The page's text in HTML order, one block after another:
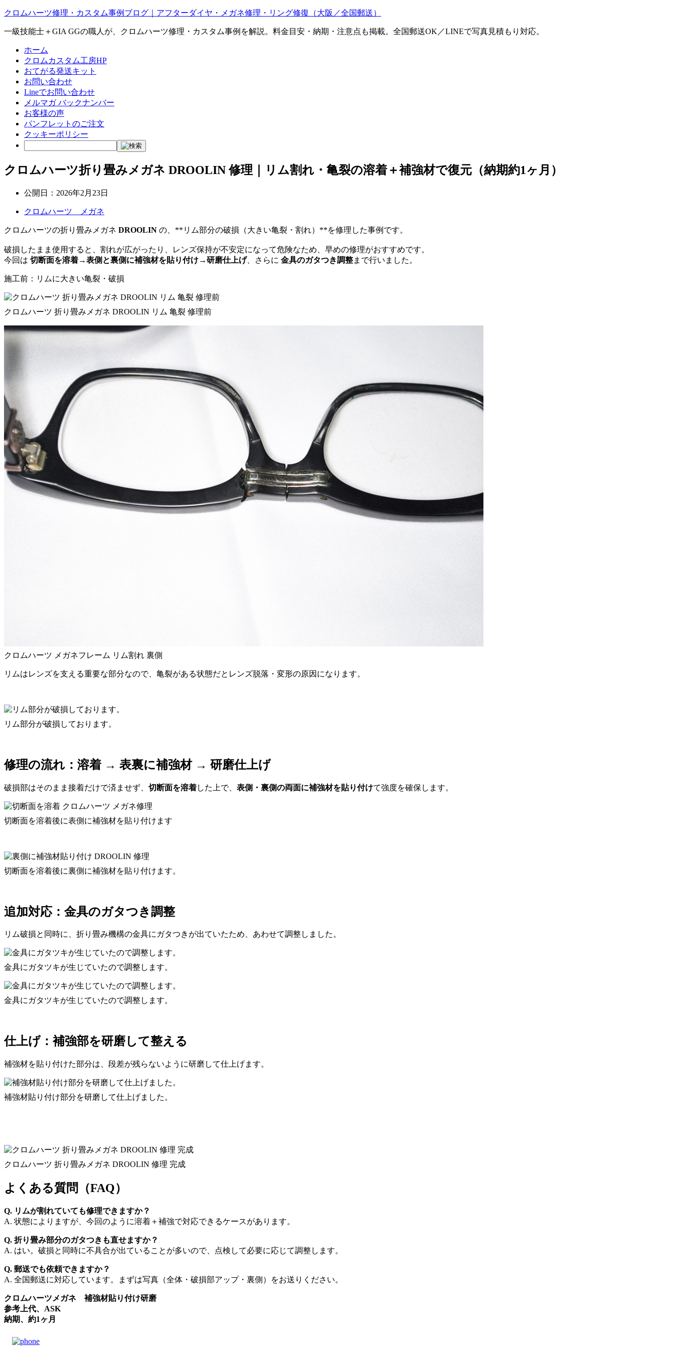
クロムハーツ修理・カスタム事例ブログ｜アフターダイヤ・メガネ修理・リング修復（大阪／全国郵送）
一級技能士＋GIA GGの職人が、クロムハーツ修理・カスタム事例を解説。料金目安・納期・注意点も掲載。全国郵送OK／LINEで写真見積もり対応。
ホーム
クロムカスタム工房HP
おてがる発送キット
お問い合わせ
Lineでお問い合わせ
メルマガ バックナンバー
お客様の声
パンフレットのご注文
クッキーポリシー
クロムハーツ折り畳みメガネ DROOLIN 修理｜リム割れ・亀裂の溶着＋補強材で復元（納期約1ヶ月）
公開日： 2026年2月23日
クロムハーツ メガネ
クロムハーツの折り畳みメガネ DROOLIN の、**リム部分の破損（大きい亀裂・割れ）**を修理した事例です。
破損したまま使用すると、割れが広がったり、レンズ保持が不安定になって危険なため、早めの修理がおすすめです。
今回は 切断面を溶着→表側と裏側に補強材を貼り付け→研磨仕上げ、さらに 金具のガタつき調整まで行いました。
施工前：リムに大きい亀裂・破損
クロムハーツ 折り畳みメガネ DROOLIN リム 亀裂 修理前
クロムハーツ メガネフレーム リム割れ 裏側
リムはレンズを支える重要な部分なので、亀裂がある状態だとレンズ脱落・変形の原因になります。
リム部分が破損しております。
修理の流れ：溶着 → 表裏に補強材 → 研磨仕上げ
破損部はそのまま接着だけで済ませず、 切断面を溶着した上で、 表側・裏側の両面に補強材を貼り付けて強度を確保します。
切断面を溶着後に表側に補強材を貼り付けます
切断面を溶着後に裏側に補強材を貼り付けます。
追加対応：金具のガタつき調整
リム破損と同時に、折り畳み機構の金具にガタつきが出ていたため、あわせて調整しました。
金具にガタツキが生じていたので調整します。
金具にガタツキが生じていたので調整します。
仕上げ：補強部を研磨して整える
補強材を貼り付けた部分は、段差が残らないように研磨して仕上げます。
補強材貼り付け部分を研磨して仕上げました。
クロムハーツ 折り畳みメガネ DROOLIN 修理 完成
よくある質問（FAQ）
Q. リムが割れていても修理できますか？
A. 状態によりますが、今回のように溶着＋補強で対応できるケースがあります。
Q. 折り畳み部分のガタつきも直せますか？
A. はい。破損と同時に不具合が出ていることが多いので、点検して必要に応じて調整します。
Q. 郵送でも依頼できますか？
A. 全国郵送に対応しています。まずは写真（全体・破損部アップ・裏側）をお送りください。
クロムハーツメガネ 補強材貼り付け研磨
参考上代、ASK
納期、約1ヶ月